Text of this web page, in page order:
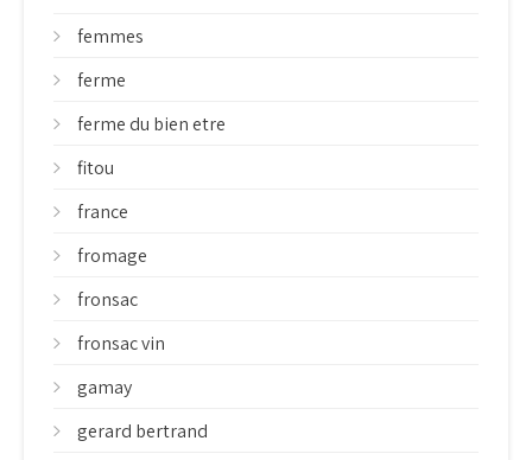
femmes
ferme
ferme du bien etre
fitou
france
fromage
fronsac
fronsac vin
gamay
gerard bertrand